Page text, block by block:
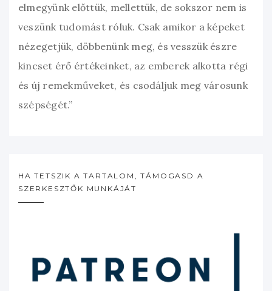
elmegyünk előttük, mellettük, de sokszor nem is
veszünk tudomást róluk. Csak amikor a képeket
nézegetjük, döbbenünk meg, és vesszük észre
kincset érő értékeinket, az emberek alkotta régi
és új remekműveket, és csodáljuk meg városunk
szépségét.”
HA TETSZIK A TARTALOM, TÁMOGASD A
SZERKESZTŐK MUNKÁJÁT